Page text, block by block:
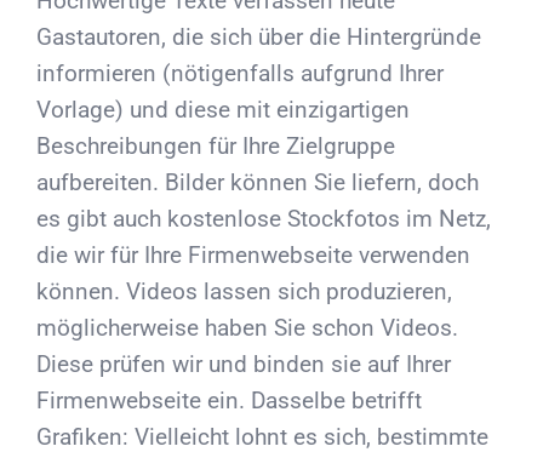
Gastautoren, die sich über die Hintergründe
informieren (nötigenfalls aufgrund Ihrer
Vorlage) und diese mit einzigartigen
Beschreibungen für Ihre Zielgruppe
aufbereiten. Bilder können Sie liefern, doch
es gibt auch kostenlose Stockfotos im Netz,
die wir für Ihre Firmenwebseite verwenden
können. Videos lassen sich produzieren,
möglicherweise haben Sie schon Videos.
Diese prüfen wir und binden sie auf Ihrer
Firmenwebseite ein. Dasselbe betrifft
Grafiken: Vielleicht lohnt es sich, bestimmte